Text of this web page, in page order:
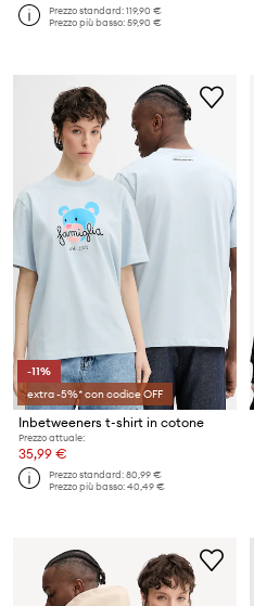
Prezzo standard:119,90 €
Prezzo più basso:59,90 €
-11%
extra -5%* con codice OFF
Inbetweeners t-shirt in cotone
Prezzo attuale:
35,99 €
Prezzo standard:80,99 €
Prezzo più basso:40,49 €